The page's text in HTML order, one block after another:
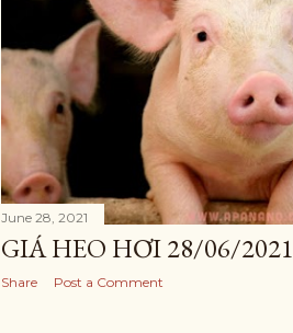
June 28, 2021
GIÁ HEO HƠI 28/06/2021
Share Post a Comment